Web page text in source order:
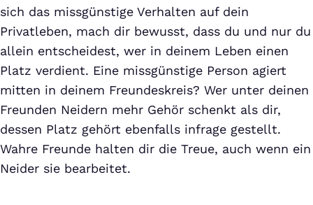
sich das missgünstige Verhalten auf dein
Privatleben, mach dir bewusst, dass du und nur du
allein entscheidest, wer in deinem Leben einen
Platz verdient. Eine missgünstige Person agiert
mitten in deinem Freundeskreis? Wer unter deinen
Freunden Neidern mehr Gehör schenkt als dir,
dessen Platz gehört ebenfalls infrage gestellt.
Wahre Freunde halten dir die Treue, auch wenn ein
Neider sie bearbeitet.